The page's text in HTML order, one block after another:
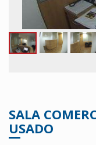
SALA
USADO